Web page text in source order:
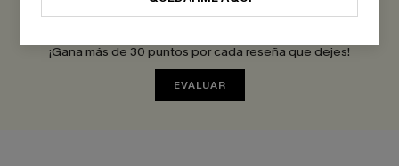
¡Gana más de 30 puntos por cada reseña que dejes!
EVALUAR